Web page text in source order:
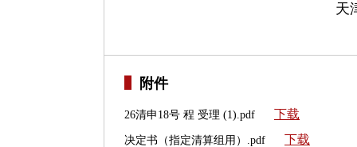
天
附件
26清申18号 程 受理 (1).pdf 下载
决定书（指定清算组用）.pdf 下载